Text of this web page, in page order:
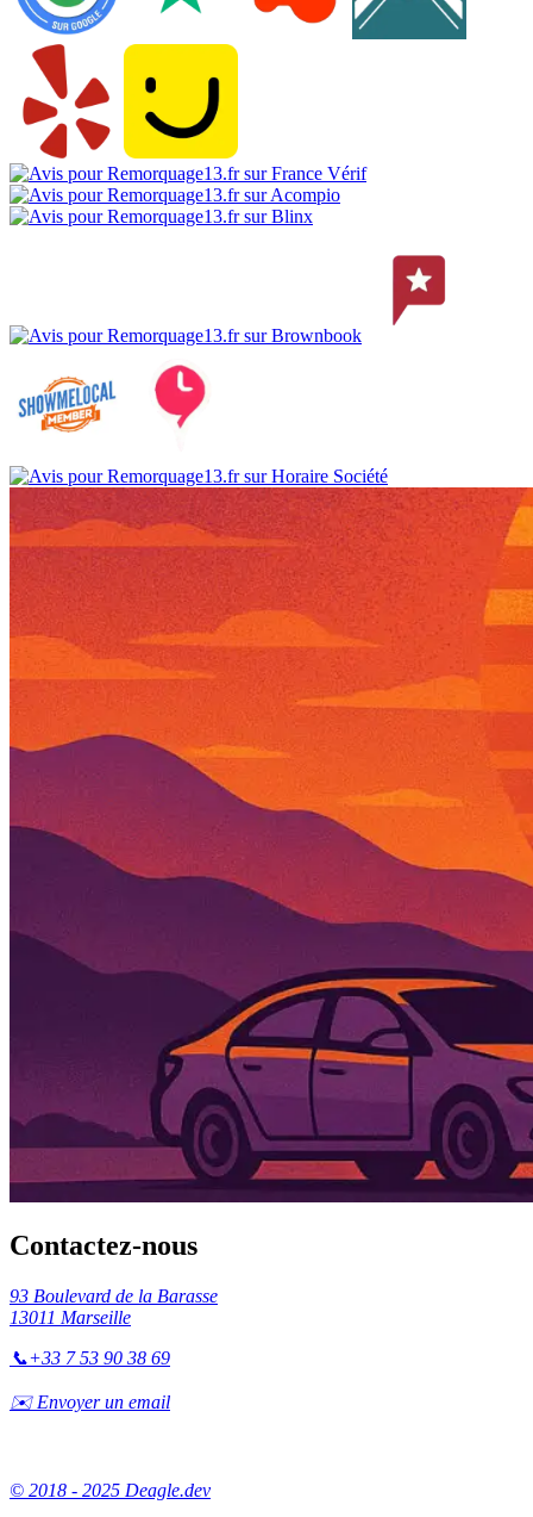
Contactez-nous
93 Boulevard de la Barasse
13011 Marseille
📞+33 7 53 90 38 69
✉️ Envoyer un email
© 2018 - 2025 Deagle.dev